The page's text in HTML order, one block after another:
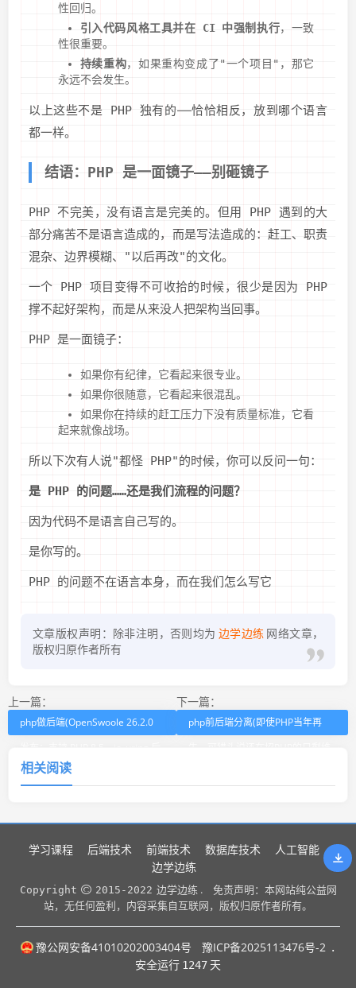
性回归。
引入代码风格工具并在 CI 中强制执行，一致
性很重要。
持续重构，如果重构变成了"一个项目"，那它
永远不会发生。
以上这些不是 PHP 独有的——恰恰相反，放到哪个语言
都一样。
结语：PHP 是一面镜子——别砸镜子
PHP 不完美，没有语言是完美的。但用 PHP 遇到的大
部分痛苦不是语言造成的，而是写法造成的：赶工、职责
混杂、边界模糊、"以后再改"的文化。
一个 PHP 项目变得不可收拾的时候，很少是因为 PHP
撑不起好架构，而是从来没人把架构当回事。
PHP 是一面镜子：
如果你有纪律，它看起来很专业。
如果你很随意，它看起来很混乱。
如果你在持续的赶工压力下没有质量标准，它看
起来就像战场。
所以下次有人说"都怪 PHP"的时候，你可以反问一句：
是 PHP 的问题……还是我们流程的问题？
因为代码不是语言自己写的。
是你写的。
PHP 的问题不在语言本身，而在我们怎么写它
文章版权声明：除非注明，否则均为 边学边练 网络文章，
版权归原作者所有
上一篇：
php做后端(OpenSwoole 26.2.0
端及协程调试改进)
下一篇：
php前后端分离(即使PHP当年再
相关阅读
学习课程 后端技术 前端技术 数据库技术
人工智能
边学边练
Copyright 2015-2022 边学边练 .
免责声明：本网站纯公益网
站，无任何盈利，内容采集自互联网，版权归原作者所有。
豫公网安备41010202003404号 豫ICP备2025113476号-2 .
安全运行 1247 天